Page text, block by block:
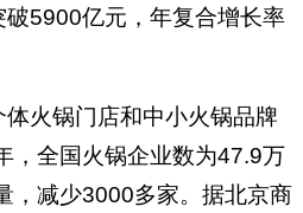
5900亿元，年复合增长率
火锅门店和中小火锅品牌
，全国火锅企业数为47.9万
，减少3000多家。据北京商